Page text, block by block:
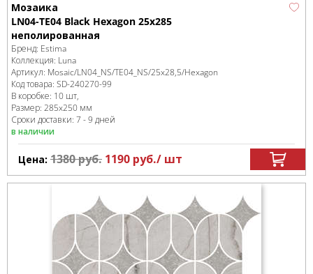
Мозаика
LN04-TE04 Black Hexagon 25x285
неполированная
Бренд: Estima
Коллекция: Luna
Артикул: Mosaic/LN04_NS/TE04_NS/25x28,5/Hexagon
Код товара: SD-240270-99
В коробке: 10 шт,
Размер: 285x250 мм
Сроки доставки: 7 - 9 дней
в наличии
Цена: 1380руб. 1190 руб./ шт